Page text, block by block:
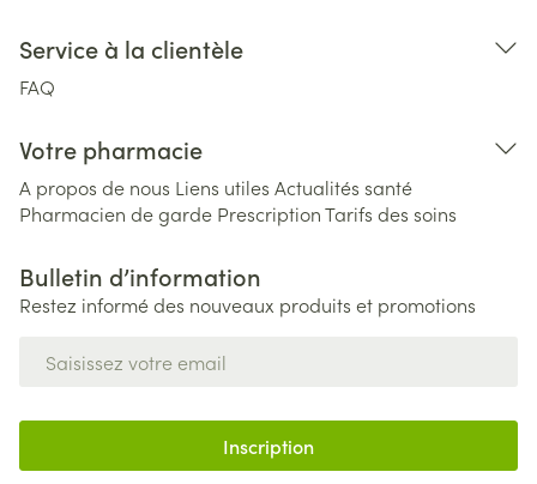
Service à la clientèle
FAQ
Votre pharmacie
A propos de nous Liens utiles Actualités santé
Pharmacien de garde PrescriptionTarifs des soins
Bulletin d’information
Restez informé des nouveaux produits et promotions
Inscription